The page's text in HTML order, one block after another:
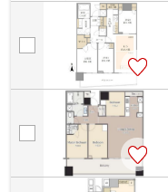
ター12基完備 ■ダブルオート